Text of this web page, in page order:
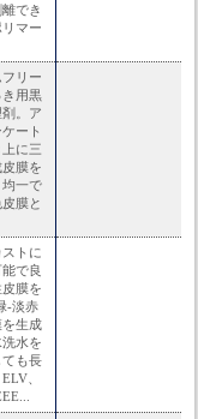
でき
マー
リー
用黒
。ア
ート
に三
膜を
一で
膜と
トに
で良
膜を
-淡赤
生成
水を
ても長
、